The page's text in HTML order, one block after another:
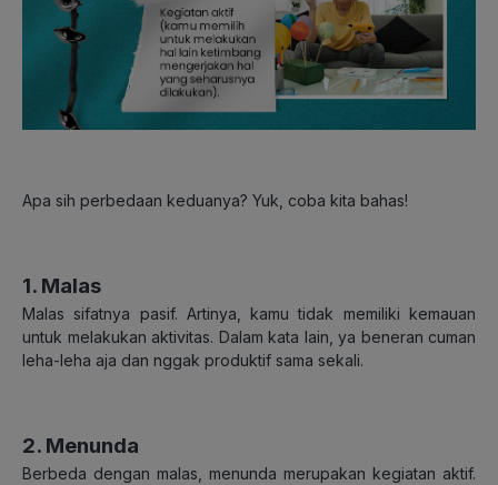
Apa sih perbedaan keduanya? Yuk, coba kita bahas!
1. Malas
Malas sifatnya pasif. Artinya, kamu tidak memiliki kemauan
untuk melakukan aktivitas. Dalam kata lain, ya beneran cuman
leha-leha aja dan nggak produktif sama sekali.
2. Menunda
Berbeda dengan malas, menunda merupakan kegiatan aktif.